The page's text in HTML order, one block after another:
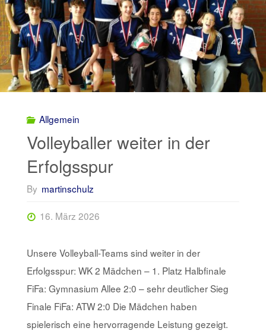
Allgemein
Volleyballer weiter in der
Erfolgsspur
By martinschulz
16. März 2026
Unsere Volleyball-Teams sind weiter in der
Erfolgsspur: WK 2 Mädchen – 1. Platz Halbfinale
FiFa: Gymnasium Allee 2:0 – sehr deutlicher Sieg
Finale FiFa: ATW 2:0 Die Mädchen haben
spielerisch eine hervorragende Leistung gezeigt.